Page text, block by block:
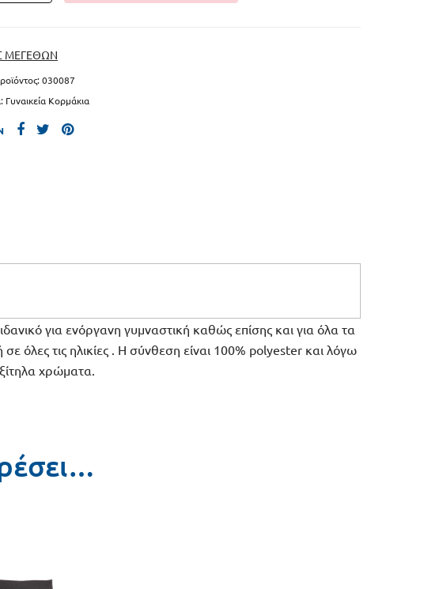
ΜΕΓΕΘΩΝ
030087
Γυναικεία Κορμάκια
για ενόργανη γυμναστική καθώς επίσης και για όλα τα
όλες τις ηλικίες . Η σύνθεση είναι 100% polyester και λόγω
χρώματα.